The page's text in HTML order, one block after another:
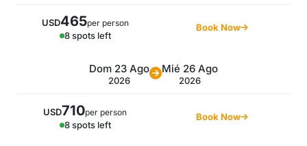
USD465per person
8 spots left
Book Now
Dom 23 Ago
2026
Mié 26 Ago
2026
USD710per person
8 spots left
Book Now